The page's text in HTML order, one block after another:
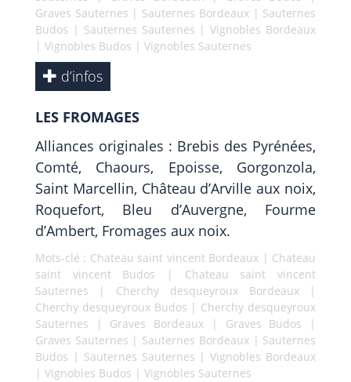
Graves Sauternes | Sauternes Bordeaux| Sauternes
Budos | Sauternes Sauternes |Vignobles Bordeaux
| Vignobles Budos | Vignobles Sauternes
d’infos
LES FROMAGES
Alliances originales : Brebis des Pyrénées,
Comté, Chaours, Epoisse, Gorgonzola,
Saint Marcellin, Château d’Arville aux noix,
Roquefort, Bleu d’Auvergne, Fourme
d’Ambert, Fromages aux noix.
Mots-clé : Chateau saint vincent Bordeaux | Chateau
saint vincent Budos | Chateau saint vincent
Sauternes | Cherchy desqueyroux Bordeaux|
Cherchy desqueyroux Budos | Cherchy desqueyroux
Sauternes | Graves Bordeaux | Graves Budos |
Graves Sauternes | Sauternes Bordeaux| Sauternes
Budos | Sauternes Sauternes |Vignobles Bordeaux
| Vignobles Budos | Vignobles Sauternes